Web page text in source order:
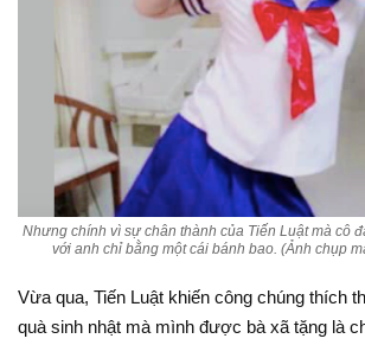
Nhưng chính vì sự chân thành của Tiến Luật mà cô
với anh chỉ bằng một cái bánh bao. (Ảnh chụp
Vừa qua, Tiến Luật khiến công chúng thích
quà sinh nhật mà mình được bà xã tặng là